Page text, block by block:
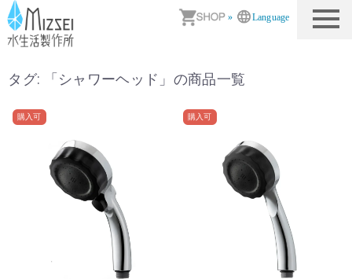
» Language
商品情報｜水生活製作所
タグ: 「 シャワーヘッド 」の商品一覧
購入可 購入可